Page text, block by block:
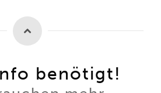
benötigt!